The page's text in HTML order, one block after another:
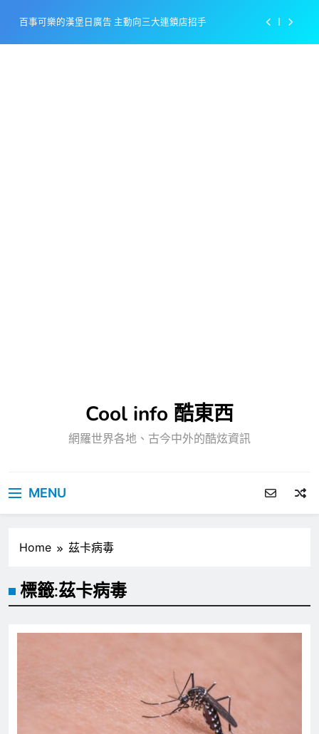
content
百事可樂的漢堡日廣告 主動向三大連鎖店招手
Cool info 酷東西
網羅世界各地、古今中外的酷炫資訊
MENU
Home 茲卡病毒
標籤:茲卡病毒